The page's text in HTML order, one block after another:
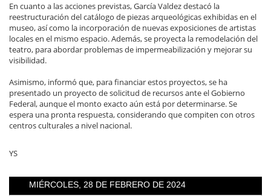
En cuanto a las acciones previstas, García Valdez destacó la
reestructuración del catálogo de piezas arqueológicas exhibidas en el
museo, así como la incorporación de nuevas exposiciones de artistas
locales en el mismo espacio. Además, se proyecta la remodelación del
teatro, para abordar problemas de impermeabilización y mejorar su
visibilidad.
Asimismo, informó que, para financiar estos proyectos, se ha
presentado un proyecto de solicitud de recursos ante el Gobierno
Federal, aunque el monto exacto aún está por determinarse. Se
espera una pronta respuesta, considerando que compiten con otros
centros culturales a nivel nacional.
YS
MIÉRCOLES, 28 DE FEBRERO DE 2024